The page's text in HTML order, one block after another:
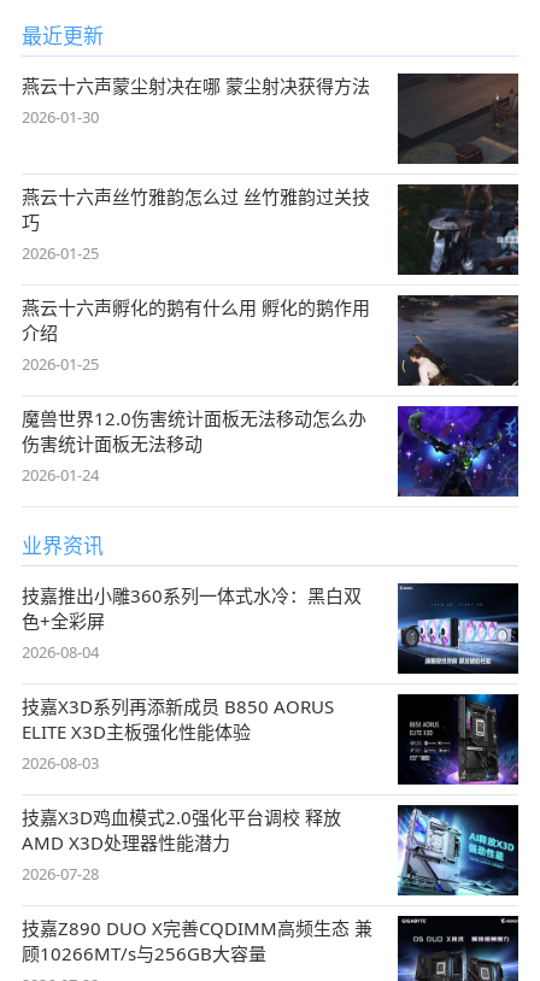
最近更新
燕云十六声蒙尘射决在哪 蒙尘射决获得方法
2026-01-30
燕云十六声丝竹雅韵怎么过 丝竹雅韵过关技
巧
2026-01-25
燕云十六声孵化的鹅有什么用 孵化的鹅作用
介绍
2026-01-25
魔兽世界12.0伤害统计面板无法移动怎么办
伤害统计面板无法移动
2026-01-24
业界资讯
技嘉推出小雕360系列一体式水冷：黑白双
色+全彩屏
2026-08-04
技嘉X3D系列再添新成员 B850 AORUS
ELITE X3D主板强化性能体验
2026-08-03
技嘉X3D鸡血模式2.0强化平台调校 释放
AMD X3D处理器性能潜力
2026-07-28
技嘉Z890 DUO X完善CQDIMM高频生态 兼
顾10266MT/s与256GB大容量